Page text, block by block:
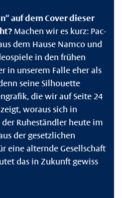
auf dem Cover dieser
Machen wir es kurz: Pac-
dem Hause Namco und
in den frühen
in unserem Falle eher als
seine Silhouette
die wir auf Seite 24
woraus sich in
Ruheständler heute im
der gesetzlichen
eine alternde Gesellschaft
das in Zukunft gewiss